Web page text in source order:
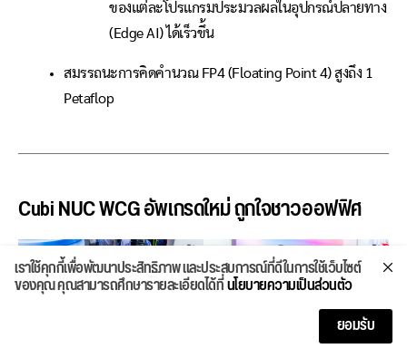
ของแต่ละโปรแกรมประมวลผลในอุปกรณ์ปลายทาง
(Edge AI) ได้เร็วขึ้น
สมรรถนะการคิดคำนวณ FP4 (Floating Point 4) สูงถึง 1
Petaflop
Cubi NUC WCG อัพเกรดใหม่ ถูกใจชาวออฟฟิศ
เราใช้คุกกี้เพื่อพัฒนาประสิทธิภาพ และประสบการณ์ที่ดีในการใช้เว็บไซต์
ของคุณ คุณสามารถศึกษารายละเอียดได้ที่นโยบายความเป็นส่วนตัว
ยอมรับ